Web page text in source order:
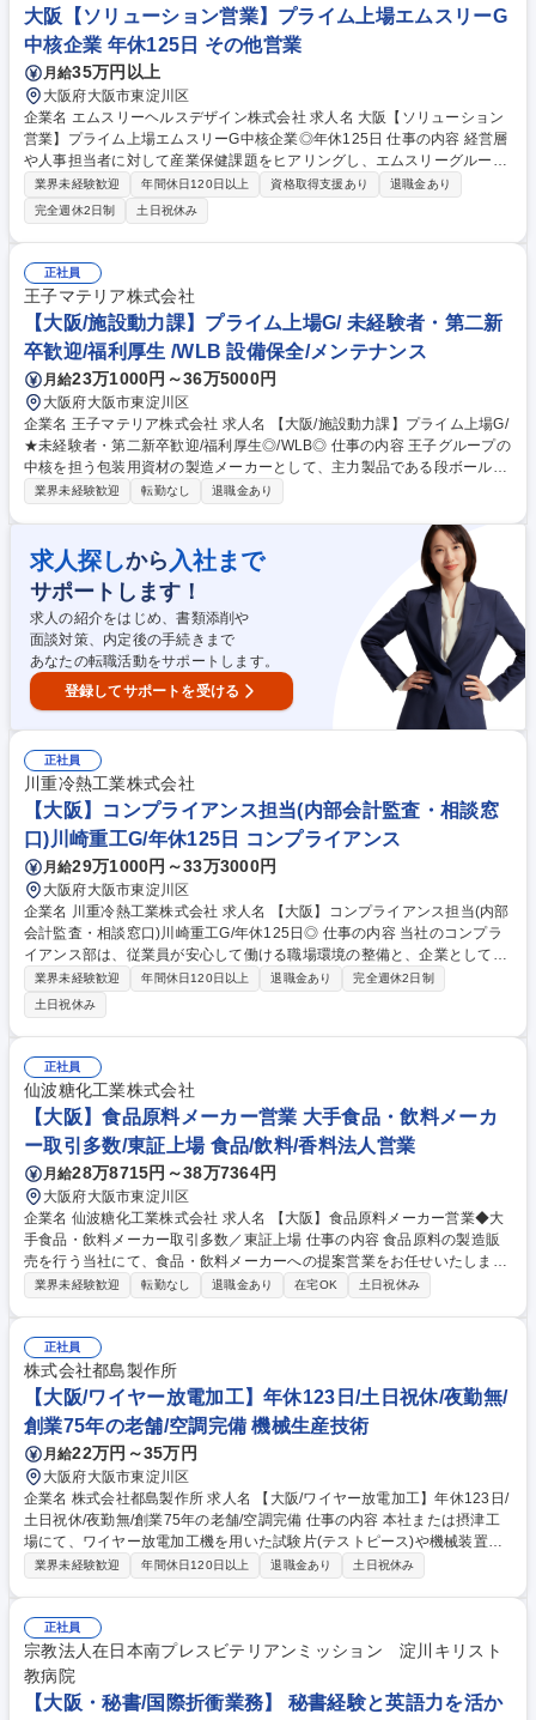
可/月残業20H/土日祝休/面接1回
大阪【ソリューション営業】プライム上場エムスリーG
中核企業 年休125日 その他営業
月給35万円以上
大阪府大阪市東淀川区
企業名 エムスリーヘルスデザイン株式会社 求人名 大阪【ソリューション
営業】プライム上場エムスリーG中核企業◎年休125日 仕事の内容 経営層
や人事担当者に対して産業保健課題をヒアリングし、エムスリーグループ
のサービスを用いて企業の職場環境を改善のための提案を行います。成長
市場である「健康経営」に最前線で寄与するポジションです。 ■休職・復
職対応やメンタルヘルスに関するコンサルティング■産業医・保健師の紹
介および体制構築・運営支援■エムスリーGが持つ未病・予防医療サービ
スの提案 【魅力1】市場価値：注目度の高い健康経営分野で、一生モノの
経験を積める【魅力2】成長：少人数組織で社長と近く、自身の成果が事
業成長に直結【魅力3】スピード： 迅速な意思決定により、提案から受注
までが非常に早い 募集職種 大阪【ソリューション営業】プライム上場エ
ムスリーG中核企業◎年休125日
業界未経験歓迎 年間休日120日以上 資格取得支援あり
退職金あり
完全週休2日制
土日祝休み
正社員
王子マテリア株式会社
【大阪/施設動力課】プライム上場G/ 未経験者・第二新
卒歓迎/福利厚生 /WLB 設備保全/メンテナンス
月給23万1000円～36万5000円
大阪府大阪市東淀川区
企業名 王子マテリア株式会社 求人名 【大阪/施設動力課】プライム上場G/
★未経験者・第二新卒歓迎/福利厚生◎/WLB◎ 仕事の内容 王子グループの
中核を担う包装用資材の製造メーカーとして、主力製品である段ボール原
紙(ライナー)の製造関連業務をお任せいたします。しっかりと現場にてOJ
ー･タービン等エネルギープラントの操業と保守をお任せします。【日勤
の場合】電気設備保守、保全業務、自動制御設備の維持管理をお任せしま
す。 【柔軟かつ迅速な供給体制を確立】■顧客により高品質な製品を届け
るため、品質管理体制を確立し、柔軟かつスピーディーな供給体制を実現
しています。※メンテンナンスがメインのため、建設業務(建物自体に改
変を加える作業)は含まれません。 募集職種 【大阪/施設動力課】プライム
上場G/★未経験者・第二新卒歓迎/福利厚生◎/WLB◎
業界未経験歓迎 転勤なし 退職金あり
求人探しから 入社まで
サポートします！
求人の紹介をはじめ、書類添削や
面談対策、内定後の手続きまで
あなたの転職活動をサポートします。
登録してサポートを受ける
正社員
川重冷熱工業株式会社
【大阪】コンプライアンス担当(内部会計監査・相談窓
口)川崎重工G/年休125日 コンプライアンス
月給29万1000円～33万3000円
大阪府大阪市東淀川区
企業名 川重冷熱工業株式会社 求人名 【大阪】コンプライアンス担当(内部
会計監査・相談窓口)川崎重工G/年休125日◎ 仕事の内容 当社のコンプラ
イアンス部は、従業員が安心して働ける職場環境の整備と、企業としての
社会的責任を果たすことを目的に、監査業務、内部通報制度の運用、コン
プライアンス教育などを推進しております。 【具体的には】内部監査に関
する業務、内部通報窓口の受付・調査対応／相談者および関係者へのヒア
リング、事実確認／通報案件の記録・分析、改善提案／コンプライアンス
教育・啓発活動（研修企画・運営、資料作成 等）／コンプライアンス関連
規程類の整備・運用／その他、会社のリスク低減に関わる業務全般 募集職
種 【大阪】コンプライアンス担当(内部会計監査・相談窓口)川崎重工G/年
休125日◎
業界未経験歓迎 年間休日120日以上 退職金あり
完全週休2日制
土日祝休み
正社員
仙波糖化工業株式会社
【大阪】食品原料メーカー営業 大手食品・飲料メーカ
ー取引多数/東証上場 食品/飲料/香料法人営業
月給28万8715円～38万7364円
大阪府大阪市東淀川区
企業名 仙波糖化工業株式会社 求人名 【大阪】食品原料メーカー営業◆大
手食品・飲料メーカー取引多数／東証上場 仕事の内容 食品原料の製造販
売を行う当社にて、食品・飲料メーカーへの提案営業をお任せいたしま
す。顧客のニーズに応じた「味・香り・見た目」の設計段階から関与する
に応じた「味・香り・見た目」の設計段階から関与し、社内の開発部門と
連携して試作・改良を重ね製品完成まで伴走する提案型営業です。■範
囲：愛知県を境に関西・北陸・九州・沖縄の広域エリアを担当（出張
有）。商社やメーカー中心に１人３０～４０社を想定。【業務内容の変更
範囲】当社の指定する業務 募集職種 【大阪】食品原料メーカー営業◆大
手食品・飲料メーカー取引多数／東証上場
業界未経験歓迎 転勤なし 退職金あり 在宅OK 土日祝休み
正社員
株式会社都島製作所
【大阪/ワイヤー放電加工】年休123日/土日祝休/夜勤無/
創業75年の老舗/空調完備 機械生産技術
月給22万円～35万円
大阪府大阪市東淀川区
企業名 株式会社都島製作所 求人名 【大阪/ワイヤー放電加工】年休123日/
土日祝休/夜勤無/創業75年の老舗/空調完備 仕事の内容 本社または摂津工
場にて、ワイヤー放電加工機を用いた試験片(テストピース)や機械装置部
品の加工業務をお任せします。最新鋭の設備を導入しており、熟練の技術
す。【詳細】図面確認・プログラミング/ワークのセッティング/加工・測
定など【魅力】ミクロン単位の精度が求められる希少な技術を磨ける環境
です。夜勤はなく、冷暖房完備のクリーンな職場で、最新設備を駆使しな
がら落ち着いて業務に集中できる、経験者にとって最適な環境です。 募集
職種 【大阪/ワイヤー放電加工】年休123日/土日祝休/夜勤無/創業75年の老
業界未経験歓迎 年間休日120日以上 退職金あり 土日祝休み
正社員
宗教法人在日本南プレスビテリアンミッション 淀川キリスト
教病院
【大阪・秘書/国際折衝業務】 秘書経験と英語力を活か